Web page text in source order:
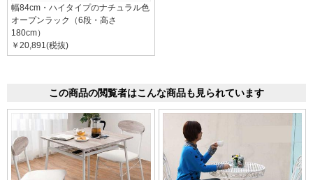
幅84cm・ハイタイプのナチュラル色
オープンラック（6段・高さ
180cm）
￥20,891(税抜)
この商品の閲覧者はこんな商品も見られています